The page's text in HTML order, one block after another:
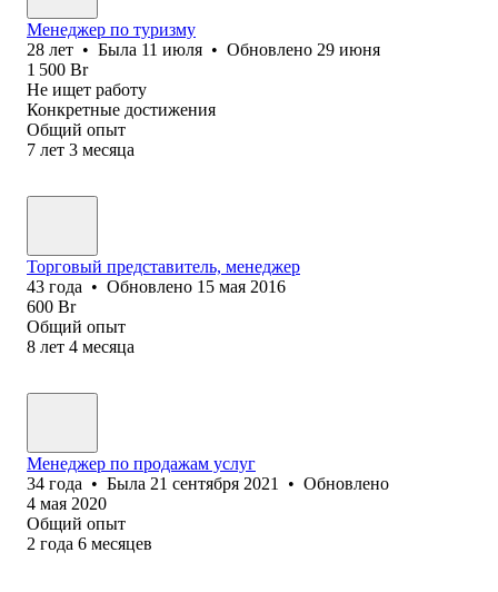
Менеджер по туризму
28 лет • Была 11 июля • Обновлено 29 июня
1 500 Br
Не ищет работу
Конкретные достижения
Общий опыт
7 лет 3 месяца
Торговый представитель, менеджер
43 года • Обновлено 15 мая 2016
600 Br
Общий опыт
8 лет 4 месяца
Менеджер по продажам услуг
34 года • Была 21 сентября 2021 • Обновлено
4 мая 2020
Общий опыт
2 года 6 месяцев